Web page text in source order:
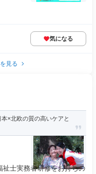
気になる
見る
×北欧の質の高いケアと
士実務者研修をお持ちの